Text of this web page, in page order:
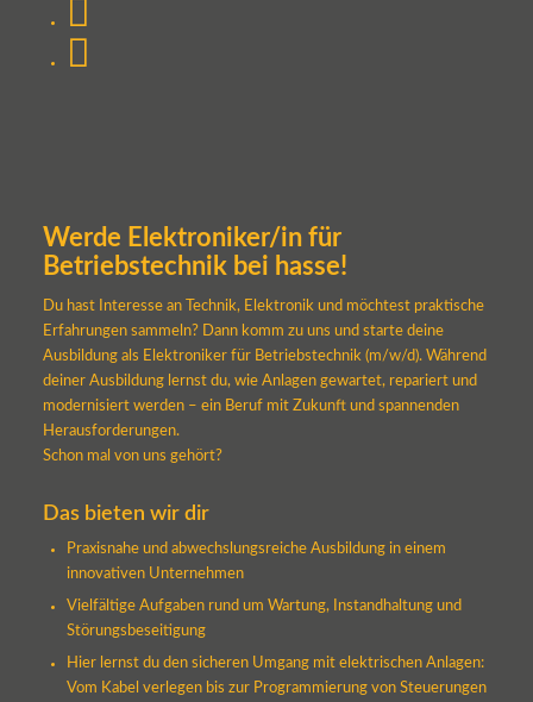
Werde Elektroniker/in für
Betriebstechnik bei hasse!
Du hast Interesse an Technik, Elektronik und möchtest praktische
Erfahrungen sammeln? Dann komm zu uns und starte deine
Ausbildung als Elektroniker für Betriebstechnik (m/w/d). Während
deiner Ausbildung lernst du, wie Anlagen gewartet, repariert und
modernisiert werden – ein Beruf mit Zukunft und spannenden
Herausforderungen.
Schon mal von uns gehört?
Das bieten wir dir
Praxisnahe und abwechslungsreiche Ausbildung in einem
innovativen Unternehmen
Vielfältige Aufgaben rund um Wartung, Instandhaltung und
Störungsbeseitigung
Hier lernst du den sicheren Umgang mit elektrischen Anlagen:
Vom Kabel verlegen bis zur Programmierung von Steuerungen